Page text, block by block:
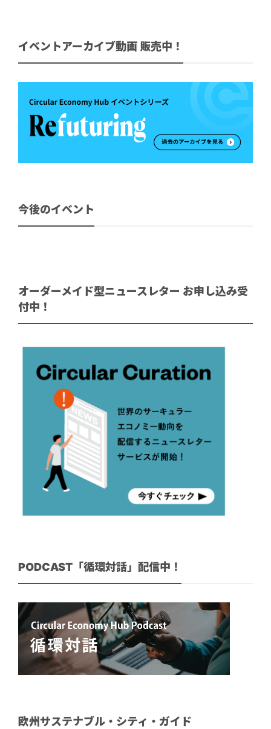
イベントアーカイブ動画 販売中！
今後のイベント
オーダーメイド型ニュースレター お申し込み受
付中！
PODCAST「循環対話」配信中！
欧州サステナブル・シティ・ガイド